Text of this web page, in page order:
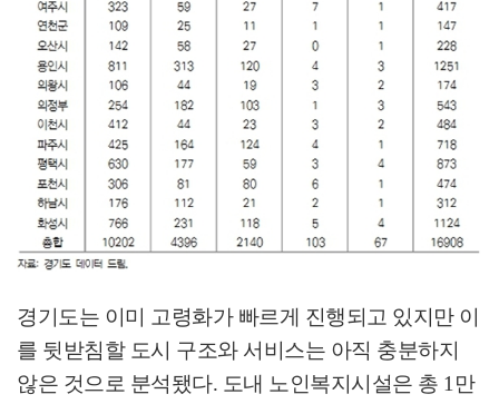
경기도는 이미 고령화가 빠르게 진행되고 있지만 이
를 뒷받침할 도시 구조와 서비스는 아직 충분하지
않은 것으로 분석됐다. 도내 노인복지시설은 총 1만